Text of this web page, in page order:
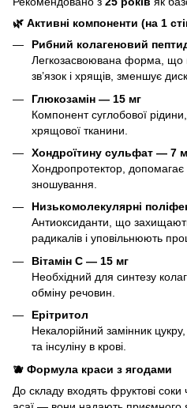
🌿 Активні компоненти (на 1
Рибний колагеновий
Легкозасвоювана форма, що
зв’язок і хрящів, зменшує
Глюкозамін — 15 мг
Компонент суглобової
хрящової тканини.
Хондроїтину сульфат — 7
Хондропротектор, допомагає
зношування.
Низькомолекулярні
Антиоксиданти, що захищають
радикалів і уповільнюють
Вітамін С — 15 мг
Необхідний для синтезу
обміну речовин.
Ерітритол
Некалорійний замінник
та інсуліну в крові.
🫐 Формула краси з ягодами
До складу входять фруктові